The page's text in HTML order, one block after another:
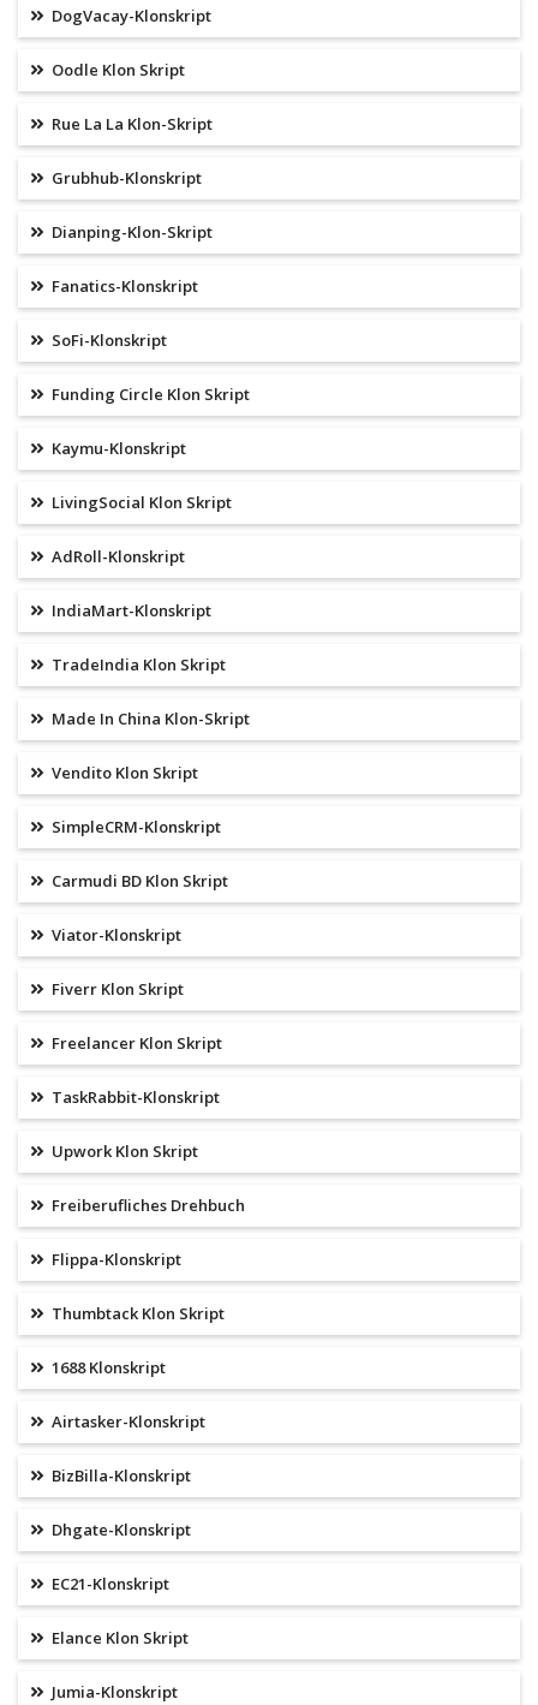
DogVacay-Klonskript
Oodle Klon Skript
Rue La La Klon-Skript
Grubhub-Klonskript
Dianping-Klon-Skript
Fanatics-Klonskript
SoFi-Klonskript
Funding Circle Klon Skript
Kaymu-Klonskript
LivingSocial Klon Skript
AdRoll-Klonskript
IndiaMart-Klonskript
TradeIndia Klon Skript
Made In China Klon-Skript
Vendito Klon Skript
SimpleCRM-Klonskript
Carmudi BD Klon Skript
Viator-Klonskript
Fiverr Klon Skript
Freelancer Klon Skript
TaskRabbit-Klonskript
Upwork Klon Skript
Freiberufliches Drehbuch
Flippa-Klonskript
Thumbtack Klon Skript
1688 Klonskript
Airtasker-Klonskript
BizBilla-Klonskript
Dhgate-Klonskript
EC21-Klonskript
Elance Klon Skript
Jumia-Klonskript